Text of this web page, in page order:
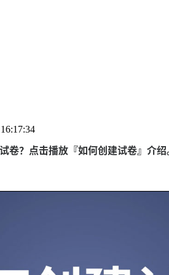
卷？点击播放 『如何创建试卷』介